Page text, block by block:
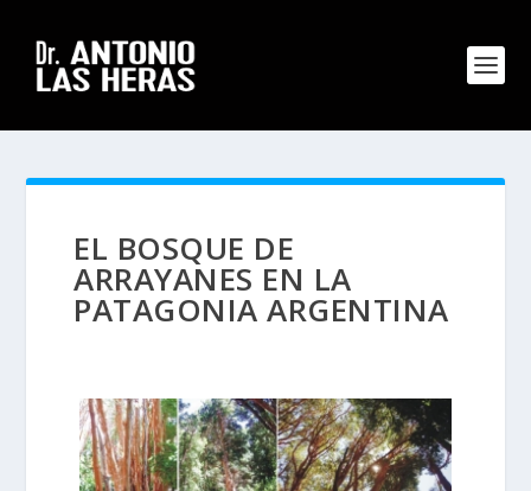
EL BOSQUE DE
ARRAYANES EN LA
PATAGONIA ARGENTINA